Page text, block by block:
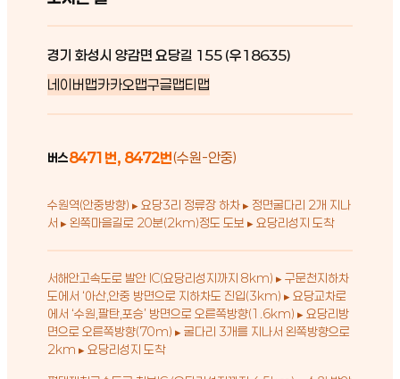
경기 화성시 양감면 요당길 155 (우18635)
네이버맵카카오맵구글맵티맵
버스8471번, 8472번(수원-안중)
수원역(안중방향) ▸ 요당3리 정류장 하차 ▸ 정면굴다리 2개 지나
서 ▸ 왼쪽마을길로 20분(2km)정도 도보 ▸ 요당리성지 도착
서해안고속도로 발안 IC(요당리성지까지 8km) ▸ 구문천지하차
도에서 ‘아산,안중 방면으로 지하차도 진입(3km) ▸ 요당교차로
에서 ‘수원,팔탄,포승’ 방면으로 오른쪽방향(1.6km) ▸ 요당리방
면으로 오른쪽방향(70m) ▸ 굴다리 3개를 지나서 왼쪽방향으로
2km ▸ 요당리성지 도착